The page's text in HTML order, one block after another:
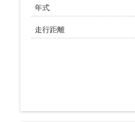
年式
走行距離